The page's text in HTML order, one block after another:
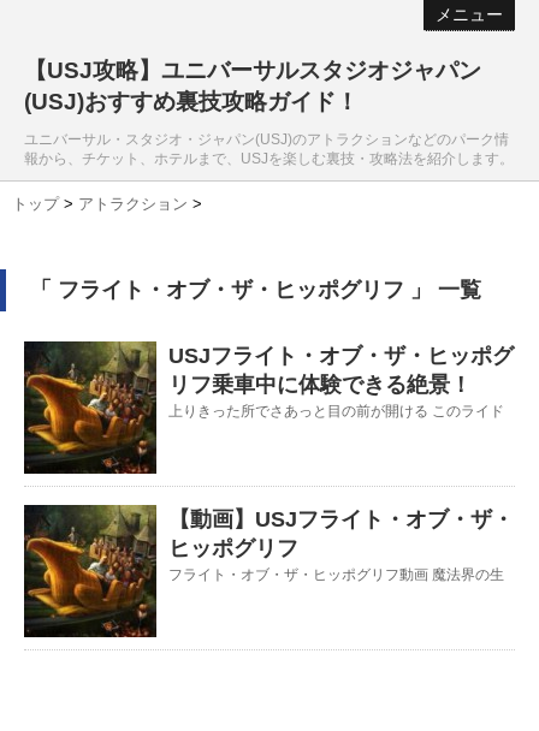
メニュー
【USJ攻略】ユニバーサルスタジオジャパン
(USJ)おすすめ裏技攻略ガイド！
ユニバーサル・スタジオ・ジャパン(USJ)のアトラクションなどのパーク情
報から、チケット、ホテルまで、USJを楽しむ裏技・攻略法を紹介します。
トップ > アトラクション >
「 フライト・オブ・ザ・ヒッポグリフ 」 一覧
USJフライト・オブ・ザ・ヒッポグ
リフ乗車中に体験できる絶景！
上りきった所でさあっと目の前が開ける このライド
【動画】USJフライト・オブ・ザ・
ヒッポグリフ
フライト・オブ・ザ・ヒッポグリフ動画 魔法界の生